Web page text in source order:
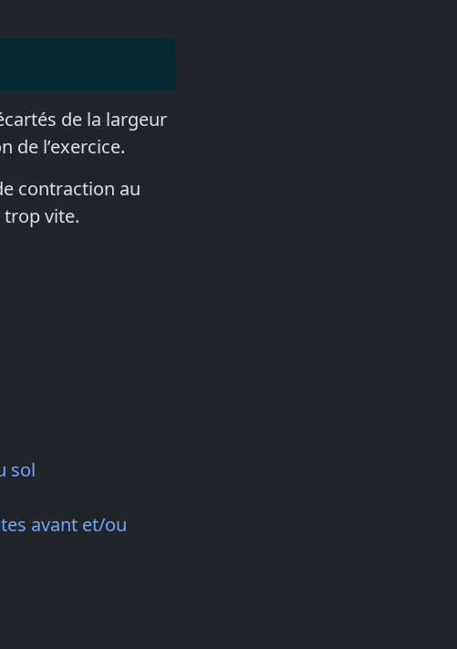
de la largeur
de l’exercice.
contraction au
trop vite.
sol
avant et/ou